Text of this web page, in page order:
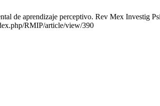
de aprendizaje perceptivo. Rev Mex Investig
RMIP/article/view/390